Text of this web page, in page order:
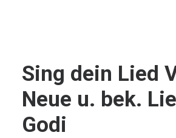
Sing dein Lied
Neue u. bek.
Godi